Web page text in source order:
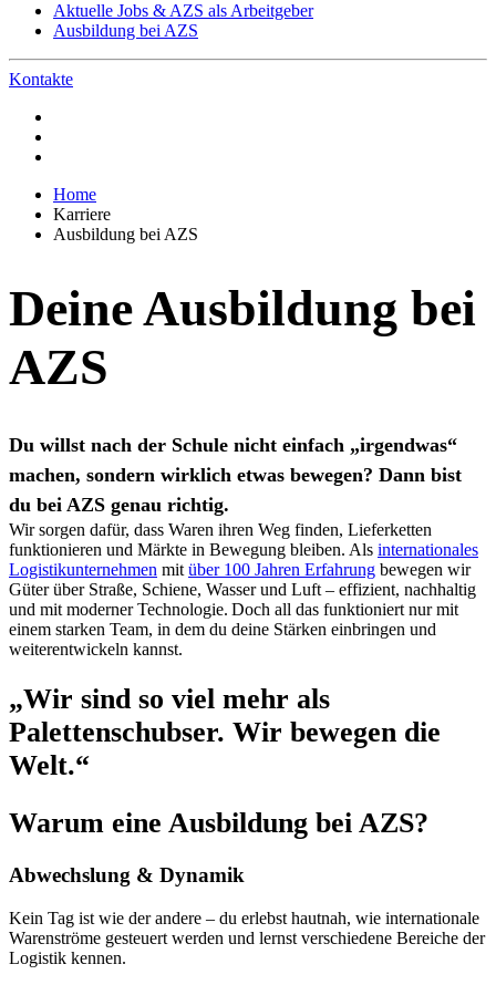
Aktuelle Jobs & AZS als Arbeitgeber
Ausbildung bei AZS
Kontakte
Home
Karriere
Ausbildung bei AZS
Deine Ausbildung bei
AZS
Du willst nach der Schule nicht einfach „irgendwas“
machen, sondern wirklich etwas bewegen? Dann bist
du bei AZS genau richtig.
Wir sorgen dafür, dass Waren ihren Weg finden, Lieferketten
funktionieren und Märkte in Bewegung bleiben. Als internationales
Logistikunternehmen mit über 100 Jahren Erfahrung bewegen wir
Güter über Straße, Schiene, Wasser und Luft – effizient, nachhaltig
und mit moderner Technologie. Doch all das funktioniert nur mit
einem starken Team, in dem du deine Stärken einbringen und
weiterentwickeln kannst.
„Wir sind so viel mehr als
Palettenschubser. Wir bewegen die
Welt.“
Warum eine Ausbildung bei AZS?
Abwechslung & Dynamik
Kein Tag ist wie der andere – du erlebst hautnah, wie internationale
Warenströme gesteuert werden und lernst verschiedene Bereiche der
Logistik kennen.